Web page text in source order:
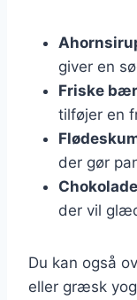
giver en
Friske bær
tilføjer en
der gør
der vil
Du kan også
eller græsk